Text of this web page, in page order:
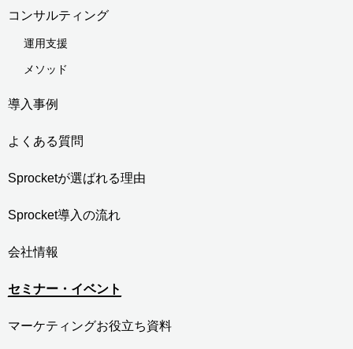
コンサルティング
運用支援
メソッド
導入事例
よくある質問
Sprocketが選ばれる理由
Sprocket導入の流れ
会社情報
セミナー・イベント
マーケティングお役立ち資料